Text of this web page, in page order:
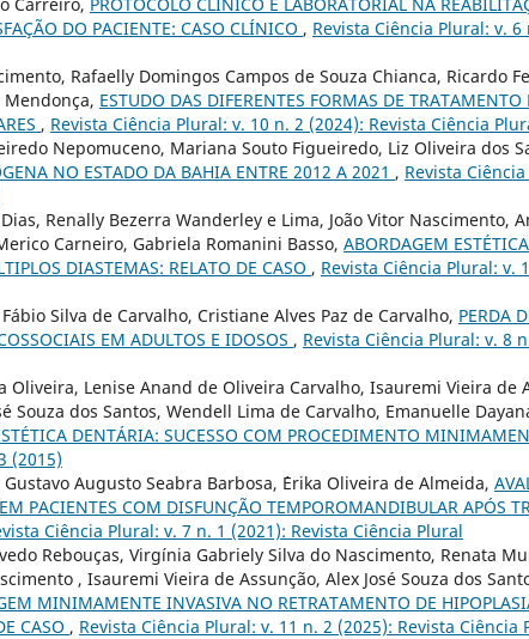
DO PACIENTE: CASO CLÍNICO , Revista Ciência Plural: v. 6
Rafaelly Domingos Campos de Souza Chianca, Ricardo
Mendonça, ESTUDO DAS DIFERENTES FORMAS DE TRATAMENTO
, Revista Ciência Plural: v. 10 n. 2 (2024): Revista Ciência
Nepomuceno, Mariana Souto Figueiredo, Liz Oliveira dos
NO ESTADO DA BAHIA ENTRE 2012 A 2021 , Revista
Renally Bezerra Wanderley e Lima, João Vitor Nascimento,
Carneiro, Gabriela Romanini Basso, ABORDAGEM
DIASTEMAS: RELATO DE CASO , Revista Ciência Plural: v.
Silva de Carvalho, Cristiane Alves Paz de Carvalho, PERDA
EM ADULTOS E IDOSOS , Revista Ciência Plural: v. 8
Oliveira, Lenise Anand de Oliveira Carvalho, Isauremi Vieira de
Souza dos Santos, Wendell Lima de Carvalho, Emanuelle
DENTÁRIA: SUCESSO COM PROCEDIMENTO
(2015)
Augusto Seabra Barbosa, ´Erika Oliveira de Almeida,
PACIENTES COM DISFUNÇÃO TEMPOROMANDIBULAR APÓS
Ciência Plural: v. 7 n. 1 (2021): Revista Ciência Plural
Rebouças, Virgínia Gabriely Silva do Nascimento, Renata
, Isauremi Vieira de Assunção, Alex José Souza dos
MINIMAMENTE INVASIVA NO RETRATAMENTO DE
CASO , Revista Ciência Plural: v. 11 n. 2 (2025): Revista Ciência